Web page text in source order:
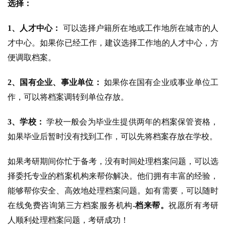
选择：
1、人才中心：
可以选择户籍所在地或工作地所在城市的人
才中心。如果你已经工作，建议选择工作地的人才中心，方
便调取档案。
2、国有企业、事业单位： 如果你在国有企业或事业单位工
作，可以将档案调转到单位存放。
3、学校： 学校一般会为毕业生提供两年的档案保管资格，
如果毕业后暂时没有找到工作，可以先将档案存放在学校。
如果考研期间你忙于备考，没有时间处理档案问题，可以选
择委托专业的档案机构来帮你解决。他们拥有丰富的经验，
能够帮你安全、高效地处理档案问题。如有需要，可以随时
在线免费咨询第三方档案服务机构-档来帮。祝愿所有考研
人顺利处理档案问题，考研成功！